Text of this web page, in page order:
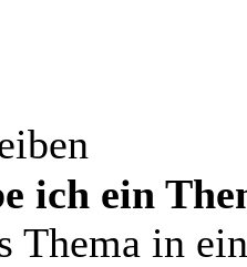
ich ein
Thema in